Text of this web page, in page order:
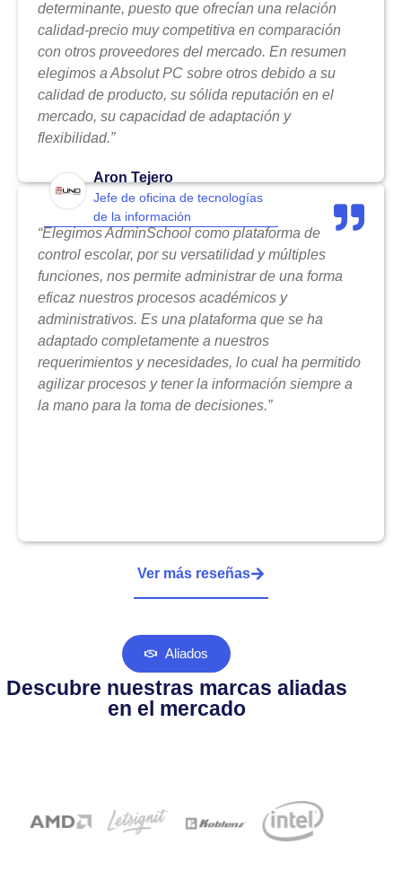
determinante, puesto que ofrecían una relación
calidad-precio muy competitiva en comparación
con otros proveedores del mercado. En resumen
elegimos a Absolut PC sobre otros debido a su
calidad de producto, su sólida reputación en el
mercado, su capacidad de adaptación y
flexibilidad.”
Aron Tejero
Jefe de oficina de tecnologías
de la información
“Elegimos AdminSchool como plataforma de
control escolar, por su versatilidad y múltiples
funciones, nos permite administrar de una forma
eficaz nuestros procesos académicos y
administrativos. Es una plataforma que se ha
adaptado completamente a nuestros
requerimientos y necesidades, lo cual ha permitido
agilizar procesos y tener la información siempre a
la mano para la toma de decisiones.”
Ver más reseñas
Aliados
Descubre nuestras marcas aliadas
en el mercado